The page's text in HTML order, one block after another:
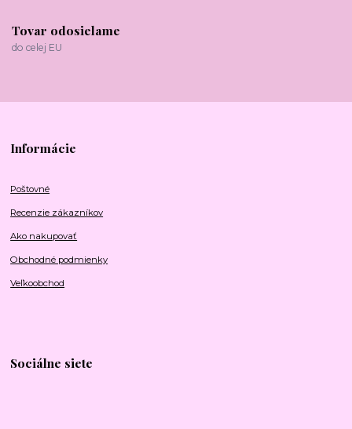
Tovar odosielame
do celej EU
Informácie
Poštovné
Recenzie zákazníkov
Ako nakupovať
Obchodné podmienky
Veľkoobchod
Sociálne siete